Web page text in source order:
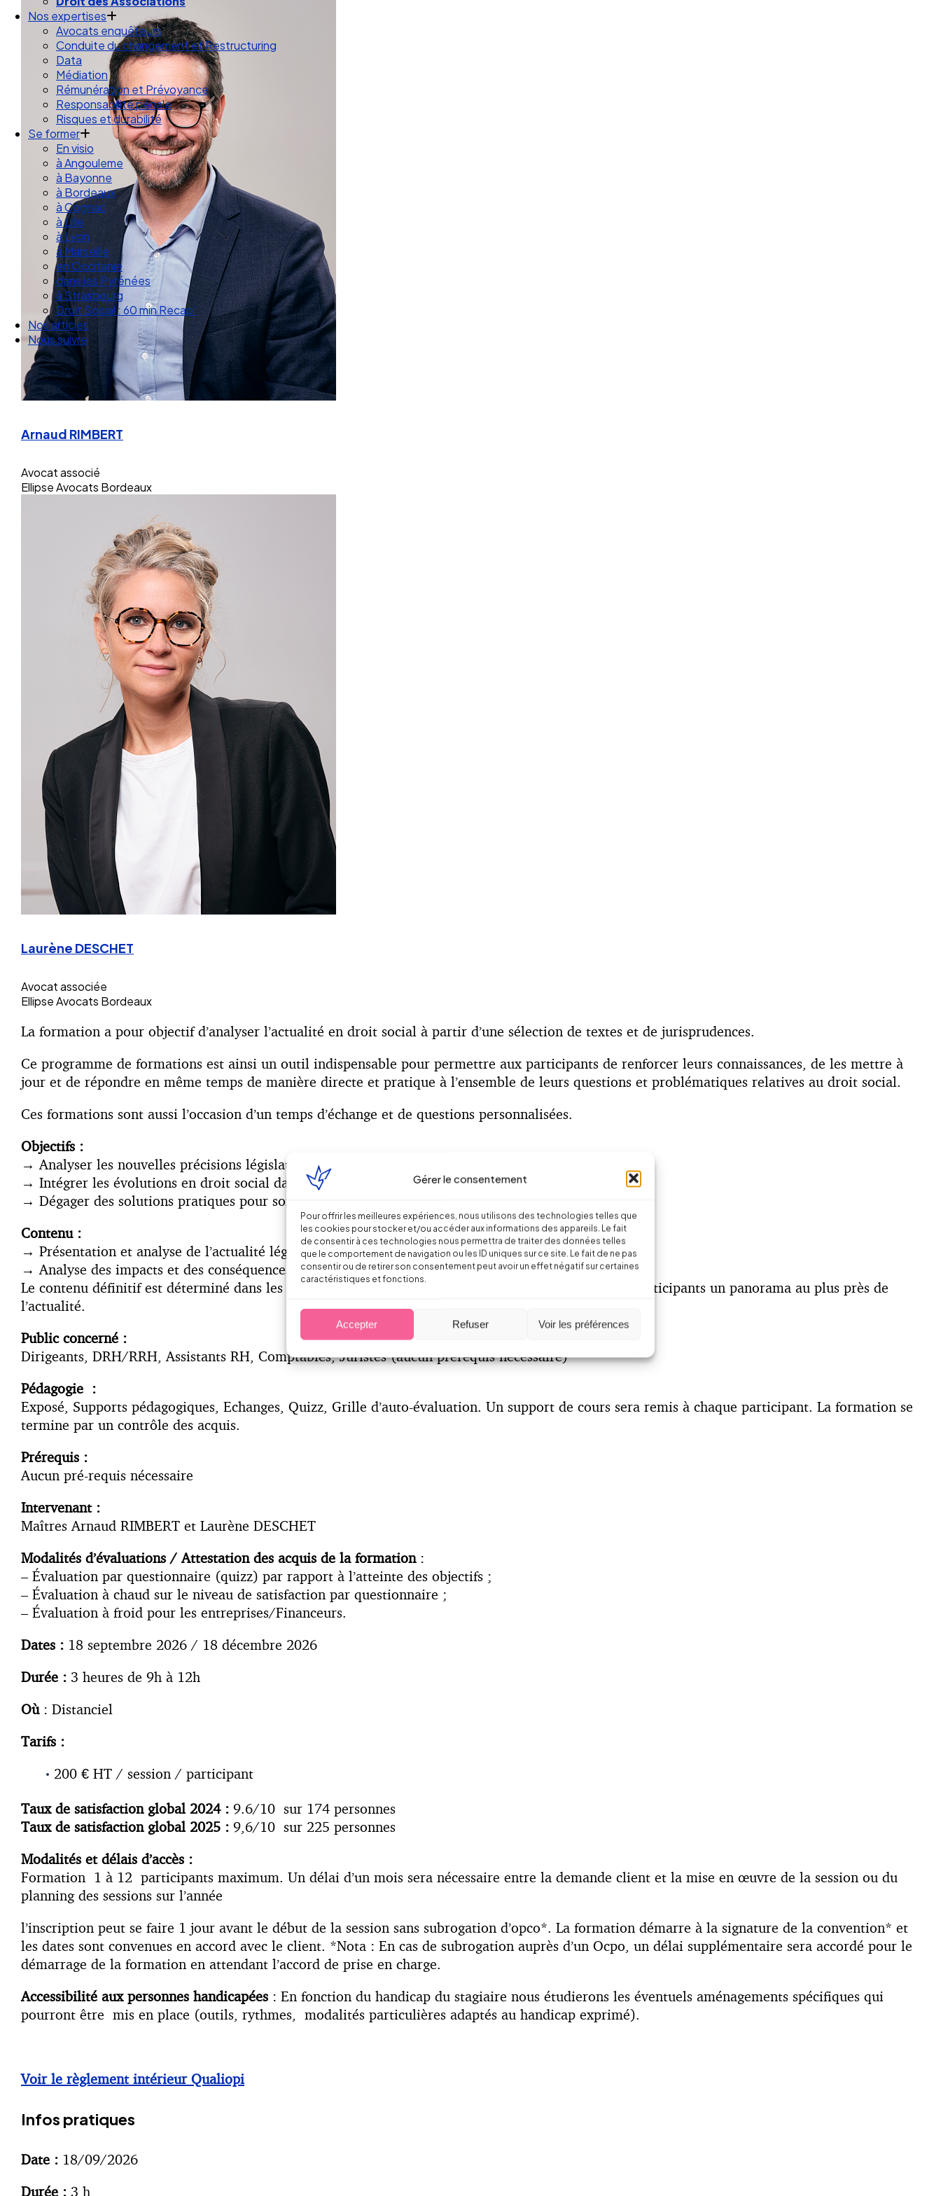
Gérer le consentement
Pour offrir les meilleures expériences, nous utilisons des technologies telles que
les cookies pour stocker et/ou accéder aux informations des appareils. Le fait
de consentir à ces technologies nous permettra de traiter des données telles
que le comportement de navigation ou les ID uniques sur ce site. Le fait de ne pas
consentir ou de retirer son consentement peut avoir un effet négatif sur certaines
caractéristiques et fonctions.
Accepter Refuser Voir les préférences
Nos expertises
Avocats enquêteurs
Conduite du changement et Restructuring
Data
Médiation
Rémunération et Prévoyance
Responsabilité pénale
Risques et durabilité
Se former
En visio
à Angouleme
à Bayonne
à Bordeaux
à Cognac
à Lille
à Lyon
à Marseille
en Occitanie
dans les Pyrénées
à Strasbourg
Droit Social : 60 min Recap’
Nos articles
Nous suivre
Arnaud RIMBERT
Avocat associé
Ellipse Avocats Bordeaux
Laurène DESCHET
Avocat associée
Ellipse Avocats Bordeaux
La formation a pour objectif d’analyser l’actualité en droit social à partir d’une sélection de textes et de jurisprudences.
Ce programme de formations est ainsi un outil indispensable pour permettre aux participants de renforcer leurs connaissances, de les mettre à
jour et de répondre en même temps de manière directe et pratique à l’ensemble de leurs questions et problématiques relatives au droit social.
Ces formations sont aussi l’occasion d’un temps d’échange et de questions personnalisées.
Objectifs :
→Analyser les nouvelles précisions législatives et jurisprudentielles ;
→ Intégrer les évolutions en droit social dans vos pratiques ;
→ Dégager des solutions pratiques pour son entreprise ou pour ses clients.
Contenu :
→ Présentation et analyse de l’actualité légale, réglementaire, jurisprudentielle et conventionnelle ;
→Analyse des impacts et des conséquences pratiques et opérationnelles de ces évolutions.
Le contenu définitif est déterminé dans les semaines qui précèdent la formation, afin d’assurer aux participants un panorama au plus près de
l’actualité.
Public concerné :
Dirigeants, DRH/RRH, Assistants RH, Comptables, Juristes (aucun prérequis nécessaire)
Pédagogie :
Exposé, Supports pédagogiques, Echanges, Quizz, Grille d’auto-évaluation. Un support de cours sera remis à chaque participant. La formation se
termine par un contrôle des acquis.
Prérequis :
Aucun pré-requis nécessaire
Intervenant :
Maîtres Arnaud RIMBERT et Laurène DESCHET
Modalités d’évaluations / Attestation des acquis de la formation:
– Évaluation par questionnaire (quizz) par rapport à l’atteinte des objectifs ;
– Évaluation à chaud sur le niveau de satisfaction par questionnaire ;
– Évaluation à froid pour les entreprises/Financeurs.
Dates : 18 septembre 2026 / 18 décembre 2026
Durée : 3 heures de 9h à 12h
Où : Distanciel
Tarifs :
200 € HT / session / participant
Taux de satisfaction global 2024 : 9.6/10 sur 174 personnes
Taux de satisfaction global 2025 : 9,6/10 sur 225 personnes
Modalités et délais d’accès :
Formation 1 à 12 participants maximum. Un délai d’un mois sera nécessaire entre la demande client et la mise en œuvre de la session ou du
planning des sessions sur l’année
l’inscription peut se faire 1 jour avant le début de la session sans subrogation d’opco*. La formation démarre à la signature de la convention* et
les dates sont convenues en accord avec le client. *Nota : En cas de subrogation auprès d’un Ocpo, un délai supplémentaire sera accordé pour le
démarrage de la formation en attendant l’accord de prise en charge.
Accessibilité aux personnes handicapées : En fonction du handicap du stagiaire nous étudierons les éventuels aménagements spécifiques qui
pourront être mis en place (outils, rythmes, modalités particulières adaptés au handicap exprimé).
Voir le règlement intérieur Qualiopi
Infos pratiques
Date : 18/09/2026
Durée : 3 h